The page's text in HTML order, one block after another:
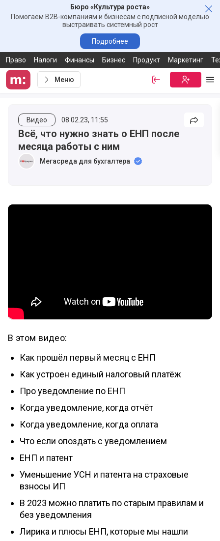
Бюро «Культура роста»
Помогаем B2B-компаниям и бизнесам с подписной моделью
выстраивать системный рост
Подробнее
Право Налоги Финансы Бизнес Продукт Маркетинг
Меню Войти
Видео 08.02.23, 11:55
Всё, что нужно знать о ЕНП после
месяца работы с ним
Мегасреда для бухгалтера
В этом видео:
Как прошёл первый месяц с ЕНП
Как устроен единый налоговый платёж
Про уведомление по ЕНП
Когда уведомление, когда отчёт
Когда уведомление, когда оплата
Что если опоздать с уведомлением
ЕНП и патент
Уменьшение УСН и патента на страховые
взносы ИП
В 2023 можно платить по старым правилам и
без уведомления
Лирика и плюсы ЕНП, которые мы нашли